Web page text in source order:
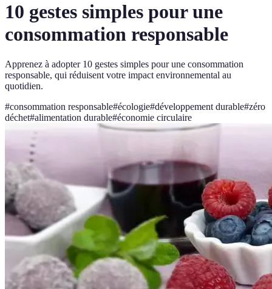
10 gestes simples pour une
consommation responsable
Apprenez à adopter 10 gestes simples pour une consommation
responsable, qui réduisent votre impact environnemental au
quotidien.
#consommation responsable#écologie#développement durable#zéro
déchet#alimentation durable#économie circulaire